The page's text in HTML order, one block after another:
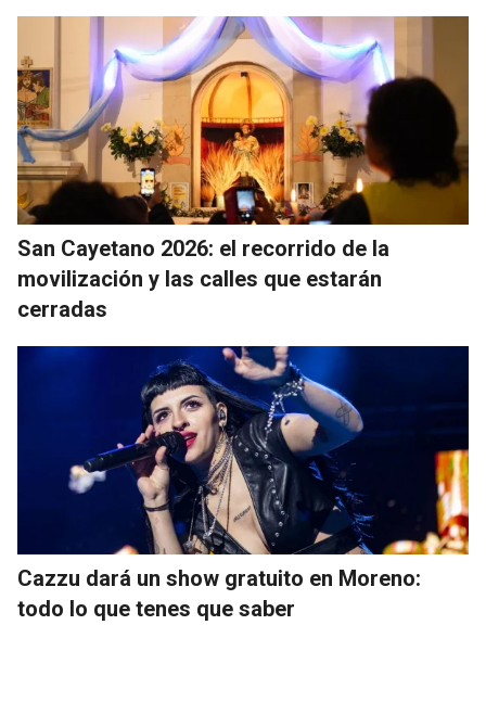
San Cayetano 2026: el recorrido de la
movilización y las calles que estarán
cerradas
Cazzu dará un show gratuito en Moreno:
todo lo que tenes que saber